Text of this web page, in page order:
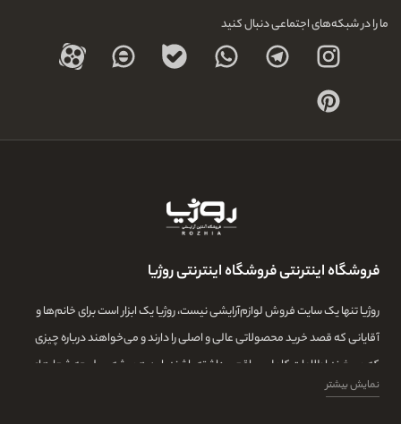
ما را در شبکه‌های اجتماعی دنبال کنید
فروشگاه اینترنتی فروشگاه اینترنتی روژیا
روژیا تنها یک سایت فروش لوازم‌آرایشی نیست، روژیا یک ابزار است برای خانم‌ها و
آقایانی که قصد خرید محصولاتی عالی و اصلی را دارند و می‌خواهند درباره چیزی
که می‌خرند اطلاعات کامل و واقعی داشته باشند. این همیشه سرلوحه شعارهای
روژیا بوده و ما در این مجموعه تمامی تلاشمان این است که مشتری‌هایمان بتوانند
نمایش بیشتر